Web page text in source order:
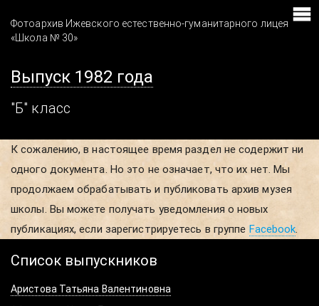
Фотоархив Ижевского естественно-гуманитарного лицея
«Школа № 30»
Выпуск 1982 года
"Б" класс
К сожалению, в настоящее время раздел не содержит ни
одного документа. Но это не означает, что их нет. Мы
продолжаем обрабатывать и публиковать архив музея
школы. Вы можете получать уведомления о новых
публикациях, если зарегистрируетесь в группе Facebook
Список выпускников
Аристова Татьяна Валентиновна